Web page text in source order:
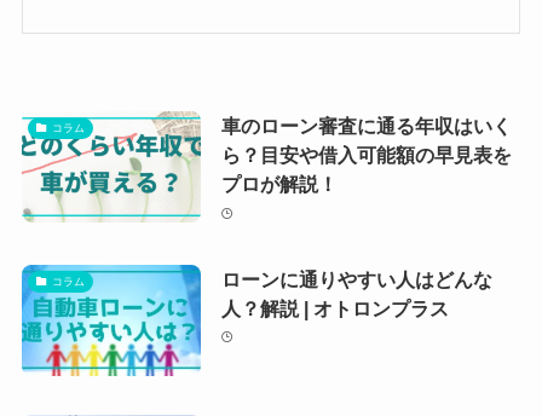
コラム
車のローン審査に通る年収はいく
ら？目安や借入可能額の早見表を
プロが解説！
コラム
ローンに通りやすい人はどんな
人？解説 | オトロンプラス